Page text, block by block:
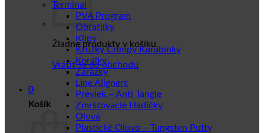
Žiadne produkty v košíku.
Vrátiť sa do obchodu
0
Košík
Terminal
PVA Program
Obratlíky
Klipy
Krúžky Crimpy Karabinky
Korálky
Zarážky
Line Aligners
Prevlek – Anti Tangle
Zmršťovacie Hadičky
Olová
Plastické Olovo – Tungsten Putty